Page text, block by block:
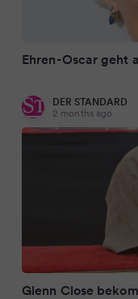
Ehren-Oscar geht
DER STANDARD
2 months ago
Glenn Close